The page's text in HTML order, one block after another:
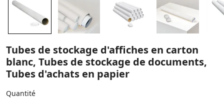
Tubes de stockage d'affiches en carton
blanc, Tubes de stockage de documents,
Tubes d'achats en papier
Quantité